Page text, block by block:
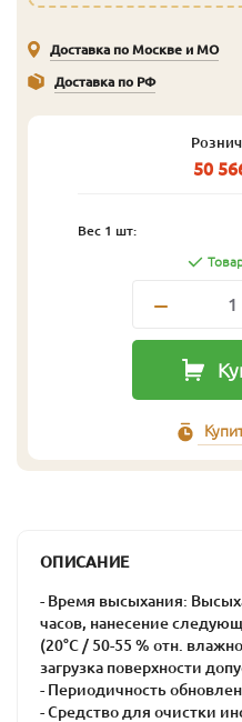
Доставка по Москве и МО
Доставка по РФ
50
Вес 1 шт:
1
ОПИСАНИЕ
- Время высыхания:
часов, нанесение
(20°C / 50-55 % отн.
загрузка поверхности
- Периодичность
- Средство для очистки